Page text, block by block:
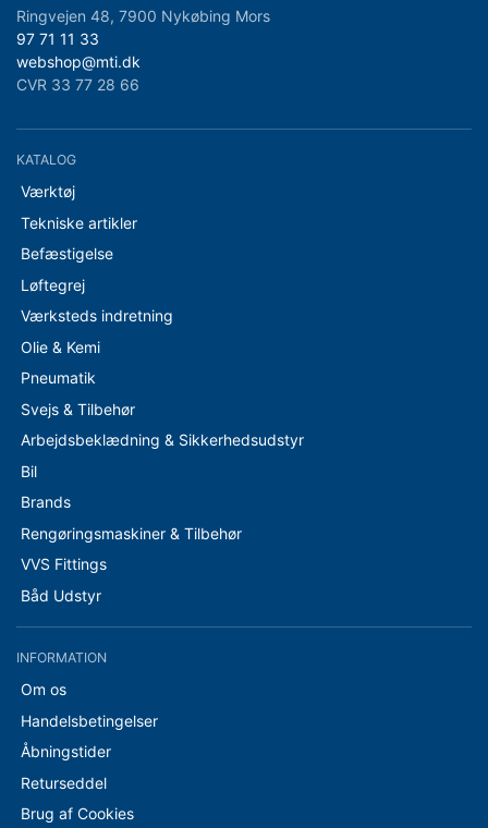
Ringvejen 48, 7900 Nykøbing Mors
97 71 11 33
webshop@mti.dk
CVR 33 77 28 66
KATALOG
Værktøj
Tekniske artikler
Befæstigelse
Løftegrej
Værksteds indretning
Olie & Kemi
Pneumatik
Svejs & Tilbehør
Arbejdsbeklædning & Sikkerhedsudstyr
Bil
Brands
Rengøringsmaskiner & Tilbehør
VVS Fittings
Båd Udstyr
INFORMATION
Om os
Handelsbetingelser
Åbningstider
Returseddel
Brug af Cookies